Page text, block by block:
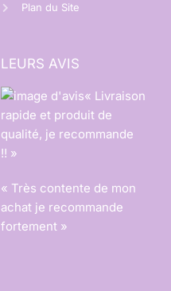
Plan du Site
LEURS AVIS
« Livraison
rapide et produit de
qualité, je recommande
!! »
« Très contente de mon
achat je recommande
fortement »